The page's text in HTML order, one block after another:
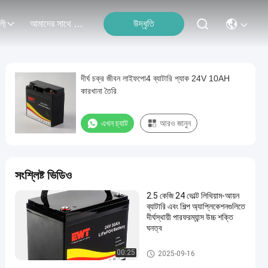
আমাদের সাথে যোগাযোগ উদ্ধৃতি
দীর্ঘ চক্র জীবন লাইফপো4 ব্যাটারি প্যাক 24V 10AH
কারখানা তৈরি
এখন চ্যাট আরও জানুন
সংশ্লিষ্ট ভিডিও
00:25
2.5 কেজি 24 ভোল্ট লিথিয়াম-আয়ন
ব্যাটারি এবং শিল্প অ্যাপ্লিকেশনগুলিতে
দীর্ঘস্থায়ী পারফরম্যান্স উচ্চ শক্তি
ঘনত্ব
24 ভোল্ট লিথিয়াম আয়রন ফসফেট ব্যাটারি
2025-09-16